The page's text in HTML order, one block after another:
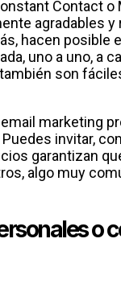
Contact
agradables y
hacen posible
uno a uno, a
son
marketing
invitar,
garantizan
algo muy
o